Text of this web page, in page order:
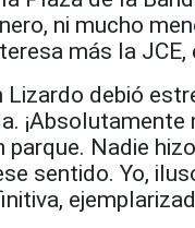
ni mucho
más la
Lizardo debió
Nadie
sentido. Yo,